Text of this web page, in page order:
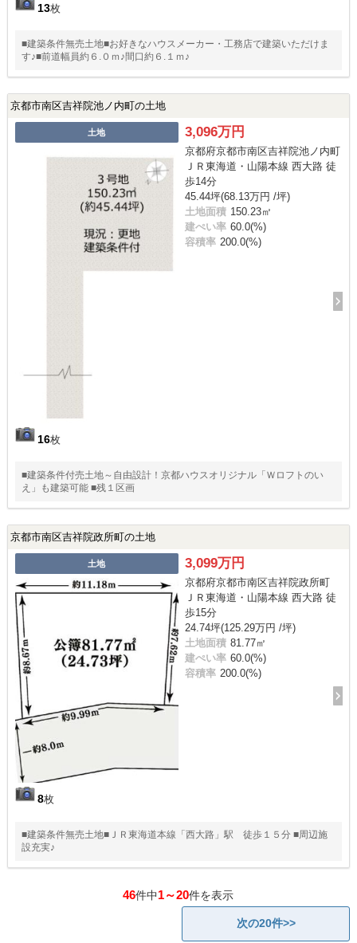
13枚
■建築条件無売土地■お好きなハウスメーカー・工務店で建築いただけま
す♪■前道幅員約６.０ｍ♪間口約６.１ｍ♪
京都市南区吉祥院池ノ内町の土地
土地
16枚
3,096万円
京都府京都市南区吉祥院池ノ内町
ＪＲ東海道・山陽本線 西大路 徒
歩14分
45.44坪(68.13万円 /坪)
土地面積 150.23㎡
建ぺい率 60.0(%)
容積率 200.0(%)
■建築条件付売土地～自由設計！京都ハウスオリジナル「Ｗロフトのい
え」も建築可能 ■残１区画
京都市南区吉祥院政所町の土地
土地
8枚
3,099万円
京都府京都市南区吉祥院政所町
ＪＲ東海道・山陽本線 西大路 徒
歩15分
24.74坪(125.29万円 /坪)
土地面積 81.77㎡
建ぺい率 60.0(%)
容積率 200.0(%)
■建築条件無売土地■ＪＲ東海道本線「西大路」駅 徒歩１５分 ■周辺施
設充実♪
46件中1～20件を表示
次の20件>>